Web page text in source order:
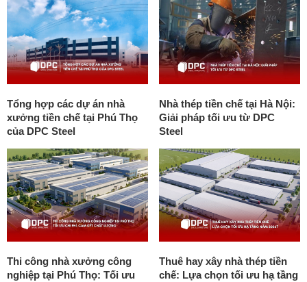
Tổng hợp các dự án nhà
xưởng tiền chế tại Phú Thọ
của DPC Steel
Nhà thép tiền chế tại Hà Nội:
Giải pháp tối ưu từ DPC
Steel
Thi công nhà xưởng công
nghiệp tại Phú Thọ: Tối ưu
Thuê hay xây nhà thép tiền
chế: Lựa chọn tối ưu hạ tầng